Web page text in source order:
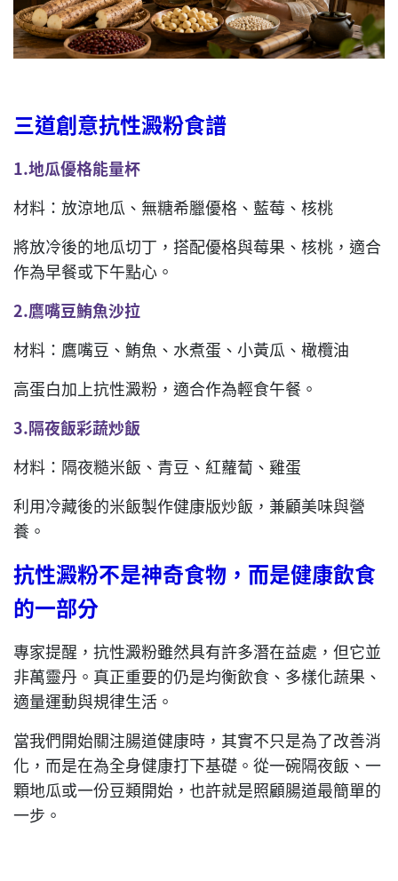
三道創意抗性澱粉食譜
1.地瓜優格能量杯
材料：放涼地瓜、無糖希臘優格、藍莓、核桃
將放冷後的地瓜切丁，搭配優格與莓果、核桃，適合
作為早餐或下午點心。
2.鷹嘴豆鮪魚沙拉
材料：鷹嘴豆、鮪魚、水煮蛋、小黃瓜、橄欖油
高蛋白加上抗性澱粉，適合作為輕食午餐。
3.隔夜飯彩蔬炒飯
材料：隔夜糙米飯、青豆、紅蘿蔔、雞蛋
利用冷藏後的米飯製作健康版炒飯，兼顧美味與營
養。
抗性澱粉不是神奇食物，而是健康飲食
的一部分
專家提醒，抗性澱粉雖然具有許多潛在益處，但它並
非萬靈丹。真正重要的仍是均衡飲食、多樣化蔬果、
適量運動與規律生活。
當我們開始關注腸道健康時，其實不只是為了改善消
化，而是在為全身健康打下基礎。從一碗隔夜飯、一
顆地瓜或一份豆類開始，也許就是照顧腸道最簡單的
一步。